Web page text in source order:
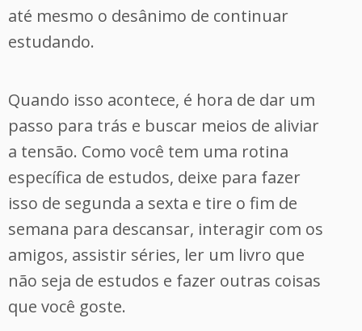
até mesmo o desânimo de continuar
estudando.
Quando isso acontece, é hora de dar um
passo para trás e buscar meios de aliviar
a tensão. Como você tem uma rotina
específica de estudos, deixe para fazer
isso de segunda a sexta e tire o fim de
semana para descansar, interagir com os
amigos, assistir séries, ler um livro que
não seja de estudos e fazer outras coisas
que você goste.